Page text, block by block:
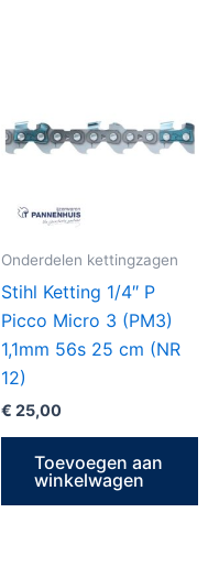
Onderdelen kettingzagen
Stihl Ketting 1/4″ P
Picco Micro 3 (PM3)
1,1mm 56s 25 cm (NR
12)
€ 25,00
Toevoegen aan
winkelwagen